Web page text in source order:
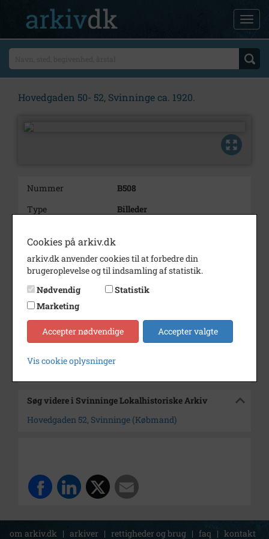
Hovedgaden 50- 52, Svinninge ca. 1920.
Nummer
B508
Type
Billeder
Periode
1915 - 1925
Dateringsnote
ca. 1920
Fotograf
Arkiv
Svinninge Lokalhistoriske
Arkiv
Kontakt arkivet
Søg videre i Svinninge Lokalhistoriske Arkiv
Hovedgaden 52, Svinninge (Købmand)
om arkiv.dk | arkiver | rettigheder og brug | faq | kontakt
Cookies på arkiv.dk
arkiv.dk anvender cookies til at forbedre din
brugeroplevelse og til indsamling af statistik.
Nødvendig
Statistik
Marketing
Accepter nødvendige Accepter valgte
Vis cookie oplysninger